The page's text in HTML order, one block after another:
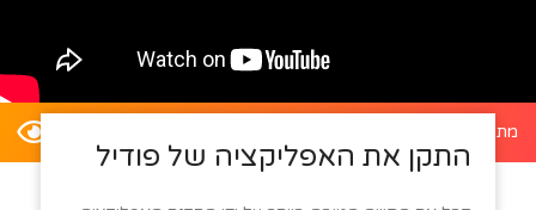
מתכון לדלעת ערמונים במילוי סלט קינואה - פודי
התקן את האפליקציה של פודיל